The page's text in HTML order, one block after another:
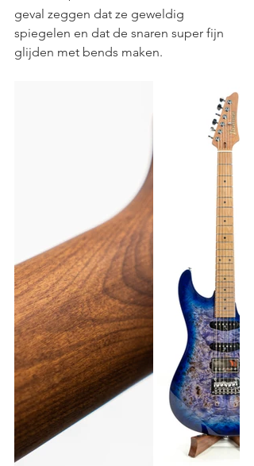
geval zeggen dat ze geweldig
spiegelen en dat de snaren super fijn
glijden met bends maken.